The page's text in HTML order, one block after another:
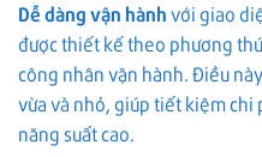
Dễ dàng vận hànhvới giao
được thiết kế theo phương
công nhân vận hành. Điều
vừa và nhỏ, giúp tiết kiệm chi
năng suất cao.